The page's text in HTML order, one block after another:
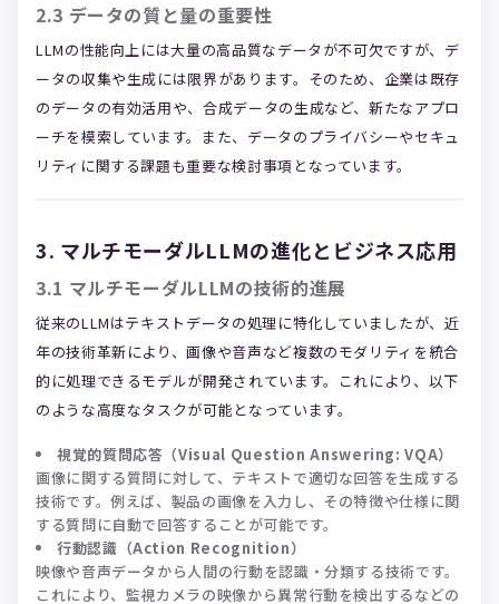
2.3 データの質と量の重要性
LLMの性能向上には大量の高品質なデータが不可欠ですが、デ
ータの収集や生成には限界があります。そのため、企業は既存
のデータの有効活用や、合成データの生成など、新たなアプロ
ーチを模索しています。また、データのプライバシーやセキュ
リティに関する課題も重要な検討事項となっています。
3. マルチモーダルLLMの進化とビジネス応用
3.1 マルチモーダルLLMの技術的進展
従来のLLMはテキストデータの処理に特化していましたが、近
年の技術革新により、画像や音声など複数のモダリティを統合
的に処理できるモデルが開発されています。これにより、以下
のような高度なタスクが可能となっています。
視覚的質問応答（Visual Question Answering: VQA）
画像に関する質問に対して、テキストで適切な回答を生成する
技術です。例えば、製品の画像を入力し、その特徴や仕様に関
する質問に自動で回答することが可能です。
行動認識（Action Recognition）
映像や音声データから人間の行動を認識・分類する技術です。
これにより、監視カメラの映像から異常行動を検出するなどの